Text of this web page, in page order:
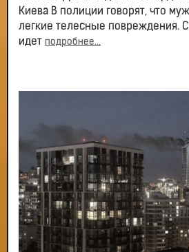
Киева В полиции говорят, что
легкие телесные повреждения.
идет подробнее...